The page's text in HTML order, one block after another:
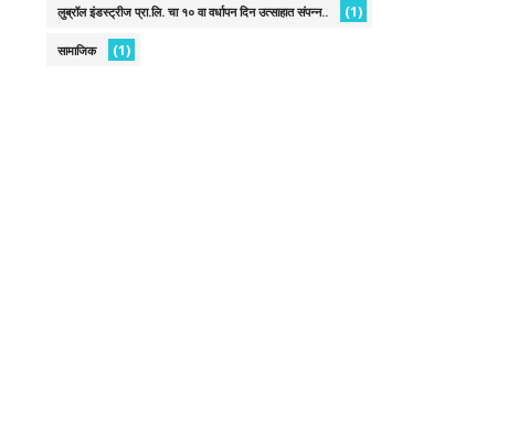
लुब्रॉल इंडस्ट्रीज प्रा.लि. चा १० वा वर्धापन दिन उत्साहात संपन्न.. (1)
सामाजिक (1)